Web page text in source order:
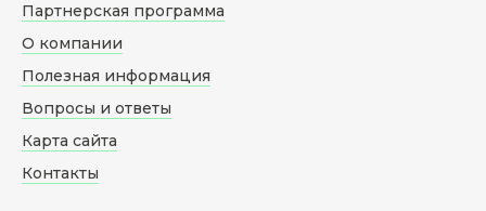
Партнерская программа
О компании
Полезная информация
Вопросы и ответы
Карта сайта
Контакты